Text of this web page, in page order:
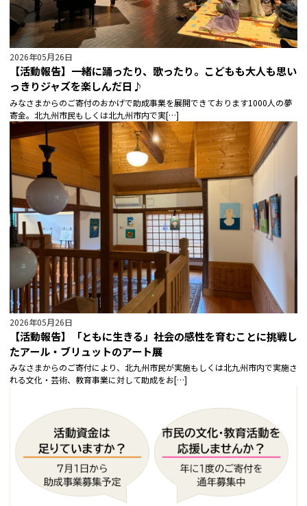
2026年05月26日
【活動報告】一緒に踊ったり、歌ったり。こどもも大人も思い
っきりジャズを楽しんだ日♪
みなさまからのご寄付のおかげで助成事業を展開できております1000人の夢
寄金。北九州市民もしくは北九州市内で実[…]
2026年05月26日
【活動報告】「ともに生きる」社会の感性を育むことに挑戦し
たアール・ブリュットのアート展
みなさまからのご寄付により、北九州市民が実施もしくは北九州市内で実施さ
れる文化・芸術、教育事業に対して助成をお[…]